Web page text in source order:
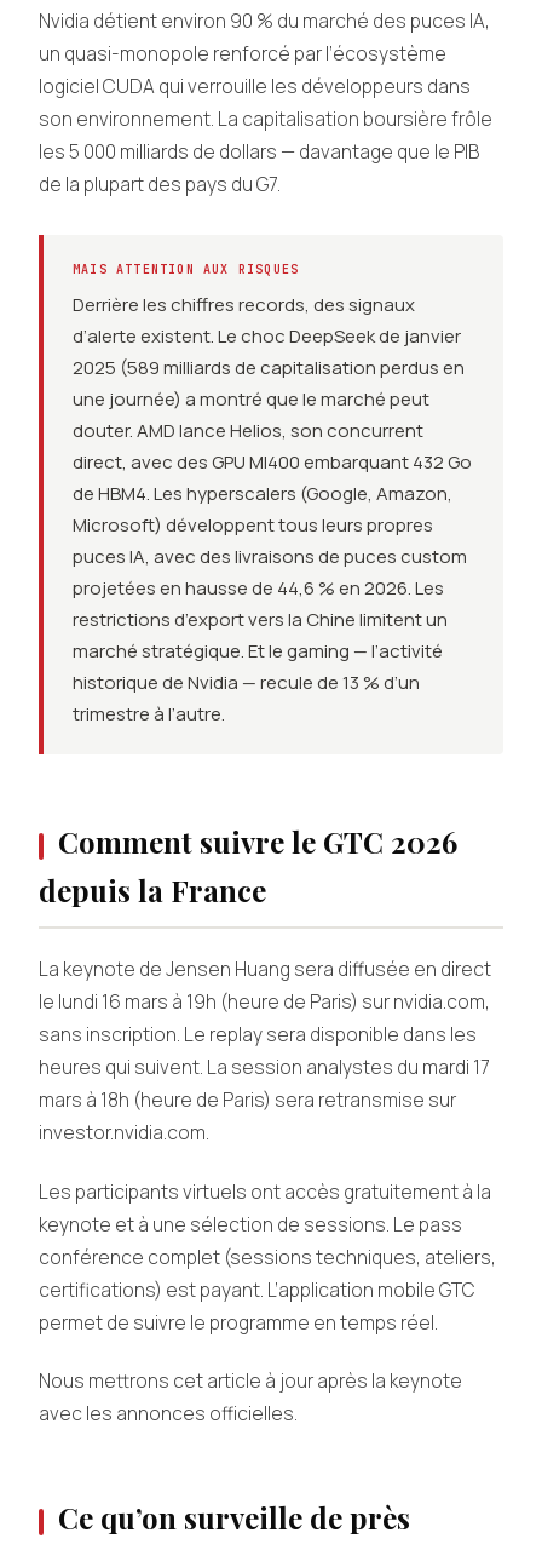
Nvidia détient environ 90 % du marché des puces IA,
un quasi-monopole renforcé par l’écosystème
logiciel CUDA qui verrouille les développeurs dans
son environnement. La capitalisation boursière frôle
les 5 000 milliards de dollars — davantage que le PIB
de la plupart des pays du G7.
MAIS ATTENTION AUX RISQUES
Derrière les chiffres records, des signaux
d’alerte existent. Le choc DeepSeek de janvier
2025 (589 milliards de capitalisation perdus en
une journée) a montré que le marché peut
douter. AMD lance Helios, son concurrent
direct, avec des GPU MI400 embarquant 432 Go
de HBM4. Les hyperscalers (Google, Amazon,
Microsoft) développent tous leurs propres
puces IA, avec des livraisons de puces custom
projetées en hausse de 44,6 % en 2026. Les
restrictions d’export vers la Chine limitent un
marché stratégique. Et le gaming — l’activité
historique de Nvidia — recule de 13 % d’un
trimestre à l’autre.
Comment suivre le GTC 2026
depuis la France
La keynote de Jensen Huang sera diffusée en direct
le lundi 16 mars à 19h (heure de Paris) sur nvidia.com,
sans inscription. Le replay sera disponible dans les
heures qui suivent. La session analystes du mardi 17
mars à 18h (heure de Paris) sera retransmise sur
investor.nvidia.com.
Les participants virtuels ont accès gratuitement à la
keynote et à une sélection de sessions. Le pass
conférence complet (sessions techniques, ateliers,
certifications) est payant. L’application mobile GTC
permet de suivre le programme en temps réel.
Nous mettrons cet article à jour après la keynote
avec les annonces officielles.
Ce qu’on surveille de près